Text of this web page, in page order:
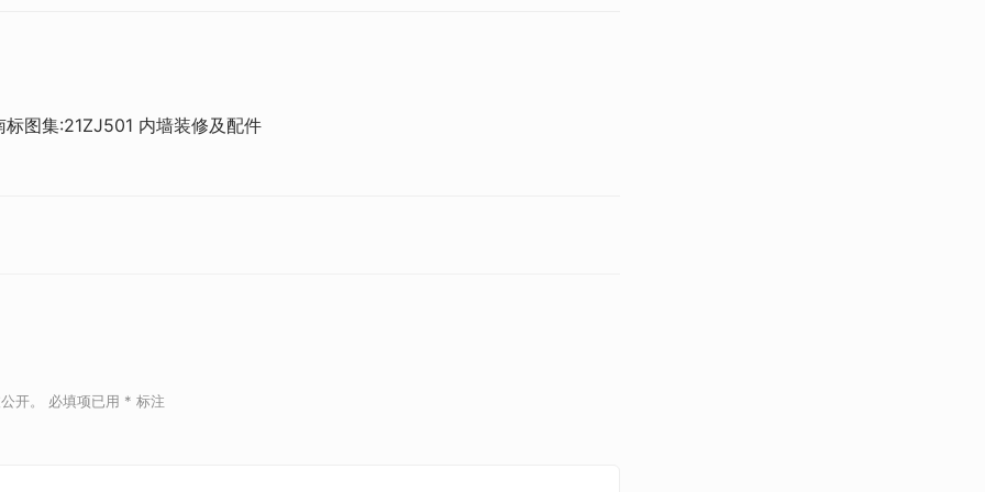
标图集:21ZJ501 内墙装修及配件
开。 必填项已用 * 标注